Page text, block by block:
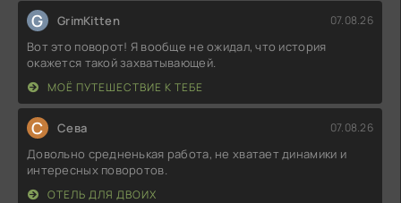
G GrimKitten 07.08.26
Вот это поворот! Я вообще не ожидал, что история
окажется такой захватывающей.
МОЁ ПУТЕШЕСТВИЕ К ТЕБЕ
С Севa 07.08.26
Довольно средненькая работа, не хватает динамики и
интересных поворотов.
ОТЕЛЬ ДЛЯ ДВОИХ